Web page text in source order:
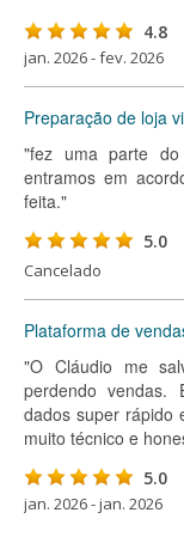
4.8
jan. 2026 - fev. 2026
Preparação de loja
"fez uma parte
entramos em
feita."
5.0
Cancelado
Plataforma de
"O Cláudio me
perdendo vendas.
dados super rápido
muito técnico e
5.0
jan. 2026 - jan. 2026